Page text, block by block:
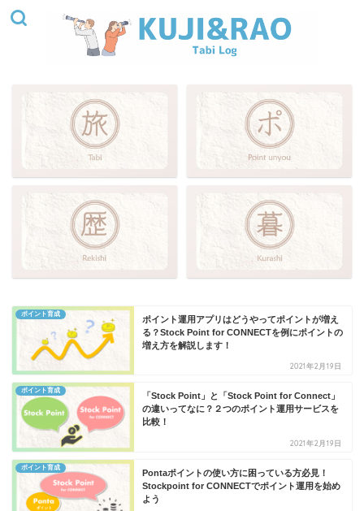
ポイント育成
ポイント運用アプリはどうやってポイントが増え
る？Stock Point for CONNECTを例にポイントの
増え方を解説します！
2021年2月19日
ポイント育成
「Stock Point」と「Stock Point for Connect」
の違いってなに？２つのポイント運用サービスを
比較！
2021年2月19日
ポイント育成
Pontaポイントの使い方に困っている方必見！
Stockpoint for CONNECTでポイント運用を始め
よう